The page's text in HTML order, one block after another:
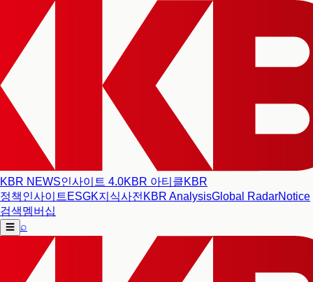
KBR NEWS인사이트 4.0KBR 아티클KBR
정책인사이트 ESGK지식사전 KBR AnalysisGlobal RadarNotice
검색멤버십
☰ ⌕